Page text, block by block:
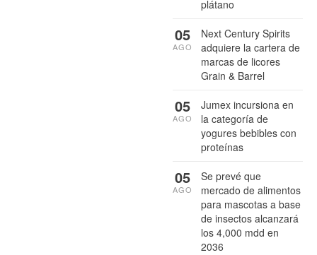
plátano
Next Century Spirits
adquiere la cartera de
marcas de licores
Grain & Barrel
05
AGO
Jumex incursiona en
la categoría de
yogures bebibles con
proteínas
05
AGO
Se prevé que
mercado de alimentos
para mascotas a base
de insectos alcanzará
los 4,000 mdd en
2036
05
AGO